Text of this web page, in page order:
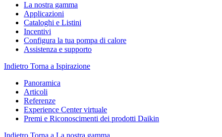
La nostra gamma
Applicazioni
Cataloghi e Listini
Incentivi
Configura la tua pompa di calore
Assistenza e supporto
Indietro Torna a Ispirazione
Panoramica
Articoli
Referenze
Experience Center virtuale
Premi e Riconoscimenti dei prodotti Daikin
Indietro Torna a La nostra gamma